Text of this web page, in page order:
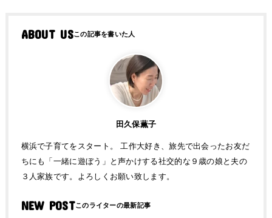
ABOUT US
田久保薫子
横浜で子育てをスタート。 工作大好き、旅先で出会ったお友だ
ちにも「一緒に遊ぼう」と声かけする社交的な９歳の娘と夫の
３人家族です。よろしくお願い致します。
NEW POST